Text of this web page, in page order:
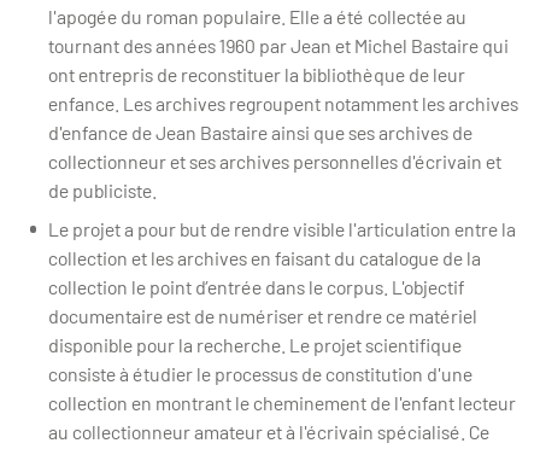
l'apogée du roman populaire. Elle a été collectée au
tournant des années 1960 par Jean et Michel Bastaire qui
ont entrepris de reconstituer la bibliothèque de leur
enfance. Les archives regroupent notamment les archives
d'enfance de Jean Bastaire ainsi que ses archives de
collectionneur et ses archives personnelles d'écrivain et
de publiciste.
Le projet a pour but de rendre visible l'articulation entre la
collection et les archives en faisant du catalogue de la
collection le point d’entrée dans le corpus. L'objectif
documentaire est de numériser et rendre ce matériel
disponible pour la recherche. Le projet scientifique
consiste à étudier le processus de constitution d'une
collection en montrant le cheminement de l'enfant lecteur
au collectionneur amateur et à l'écrivain spécialisé. Ce